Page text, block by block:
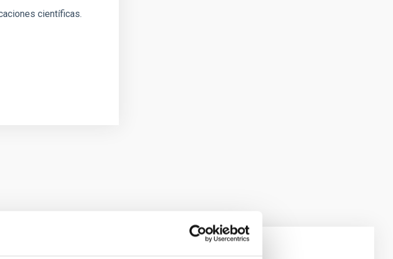
científicas.